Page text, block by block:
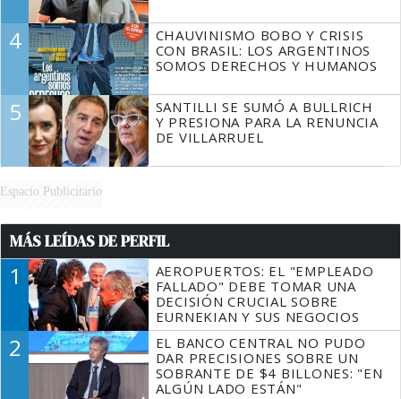
4
CHAUVINISMO BOBO Y CRISIS
CON BRASIL: LOS ARGENTINOS
SOMOS DERECHOS Y HUMANOS
5
SANTILLI SE SUMÓ A BULLRICH
Y PRESIONA PARA LA RENUNCIA
DE VILLARRUEL
Espacio Publicitario
MÁS LEÍDAS DE PERFIL
1
AEROPUERTOS: EL "EMPLEADO
FALLADO" DEBE TOMAR UNA
DECISIÓN CRUCIAL SOBRE
EURNEKIAN Y SUS NEGOCIOS
2
EL BANCO CENTRAL NO PUDO
DAR PRECISIONES SOBRE UN
SOBRANTE DE $4 BILLONES: "EN
ALGÚN LADO ESTÁN"